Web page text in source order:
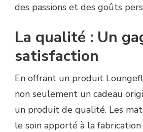
des passions et des goûts
La qualité : Un
satisfaction
En offrant un produit
non seulement un cadeau
un produit de qualité. Les
le soin apporté à la